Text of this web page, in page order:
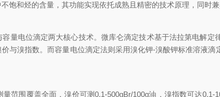
饱和烃的含量，其功能实现依托成熟且精密的技术原理，同时
电位滴定两大核心技术。微库仑滴定技术基于法拉第电解定
与溴指数。而容量电位滴定法则采用溴化钾-溴酸钾标准溶液
围覆盖全面，溴价可测0.1-500gBr/100g油，溴指数可达0.1-